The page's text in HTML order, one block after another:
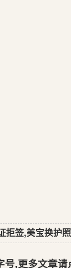
拒签,美宝换护
号,更多文章请